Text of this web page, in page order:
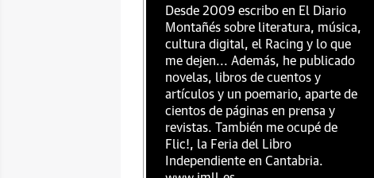
Desde 2009 escribo en El Diario
Montañés sobre literatura, música,
cultura digital, el Racing y lo que
me dejen... Además, he publicado
novelas, libros de cuentos y
artículos y un poemario, aparte de
cientos de páginas en prensa y
revistas. También me ocupé de
Flic!, la Feria del Libro
Independiente en Cantabria.